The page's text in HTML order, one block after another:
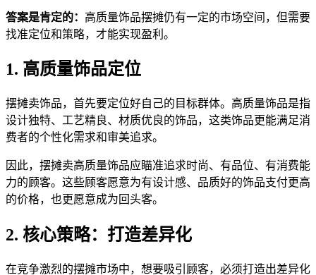
答案是肯定的： 高质量饰品摆摊仍有一定的市场空间，但需要
找准定位和策略，才能实现盈利。
1. 高质量饰品定位
摆摊卖饰品，首先要定位好自己的目标群体。高质量饰品是指
设计独特、工艺精良、材质优良的饰品，这类饰品更能满足消
费者的个性化需求和审美追求。
因此，摆摊卖高质量饰品应瞄准追求时尚、有品位、有消费能
力的顾客。这些顾客愿意为有设计感、品质好的饰品支付更高
的价格，也更愿意成为回头客。
2. 核心策略：打造差异化
在竞争激烈的摆摊市场中，想要吸引顾客，必须打造出差异化